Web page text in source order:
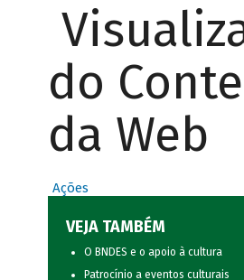
do
da Web
Ações
VEJA TAMBÉM
O BNDES e o apoio à cultura
Patrocínio a eventos culturais